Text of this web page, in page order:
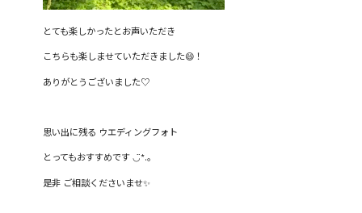
とても楽しかったとお声いただき
こちらも楽しませていただきました😄！
ありがとうございました♡
思い出に残る ウエディングフォト
とってもおすすめです ◡̈*.。
是非 ご相談くださいませ✨